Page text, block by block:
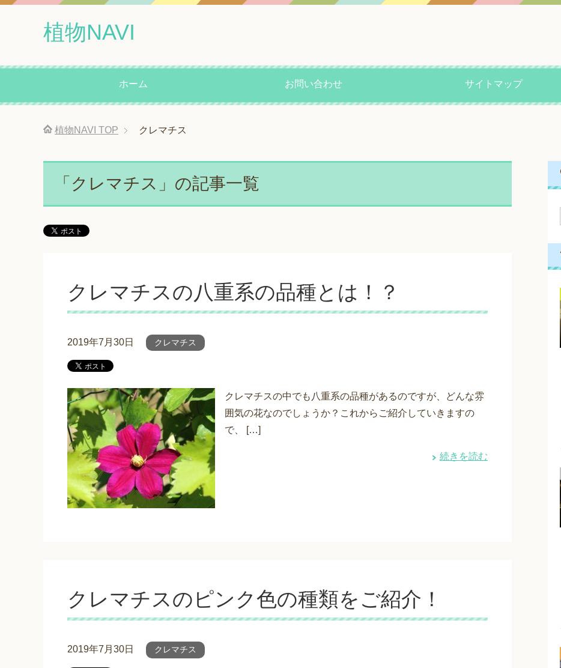
植物NAVI
ホーム お問い合わせ サイトマップ
植物NAVI TOP クレマチス
「クレマチス」の記事一覧
クレマチスの八重系の品種とは！？
2019年7月30日 クレマチス
クレマチスの中でも八重系の品種があるのですが、どんな雰
囲気の花なのでしょうか？これからご紹介していきますの
で、 […]
続きを読む
クレマチスのピンク色の種類をご紹介！
2019年7月30日 クレマチス